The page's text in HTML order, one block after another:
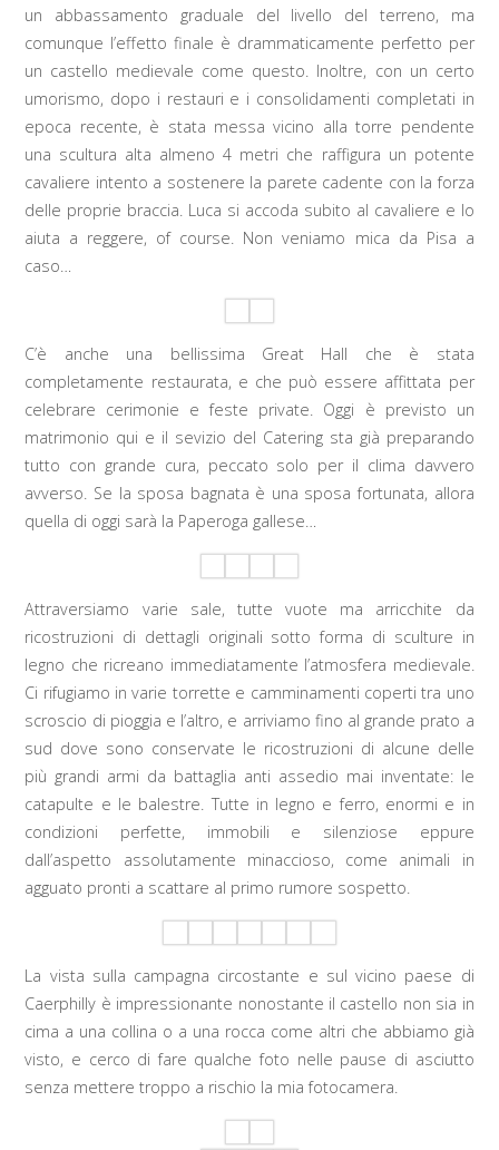
un abbassamento graduale del livello del terreno, ma
comunque l’effetto finale è drammaticamente perfetto per
un castello medievale come questo. Inoltre, con un certo
umorismo, dopo i restauri e i consolidamenti completati in
epoca recente, è stata messa vicino alla torre pendente
una scultura alta almeno 4 metri che raffigura un potente
cavaliere intento a sostenere la parete cadente con la forza
delle proprie braccia. Luca si accoda subito al cavaliere e lo
aiuta a reggere, of course. Non veniamo mica da Pisa a
caso…
C’è anche una bellissima Great Hall che è stata
completamente restaurata, e che può essere affittata per
celebrare cerimonie e feste private. Oggi è previsto un
matrimonio qui e il sevizio del Catering sta già preparando
tutto con grande cura, peccato solo per il clima davvero
avverso. Se la sposa bagnata è una sposa fortunata, allora
quella di oggi sarà la Paperoga gallese…
Attraversiamo varie sale, tutte vuote ma arricchite da
ricostruzioni di dettagli originali sotto forma di sculture in
legno che ricreano immediatamente l’atmosfera medievale.
Ci rifugiamo in varie torrette e camminamenti coperti tra uno
scroscio di pioggia e l’altro, e arriviamo fino al grande prato a
sud dove sono conservate le ricostruzioni di alcune delle
più grandi armi da battaglia anti assedio mai inventate: le
catapulte e le balestre. Tutte in legno e ferro, enormi e in
condizioni perfette, immobili e silenziose eppure
dall’aspetto assolutamente minaccioso, come animali in
agguato pronti a scattare al primo rumore sospetto.
La vista sulla campagna circostante e sul vicino paese di
Caerphilly è impressionante nonostante il castello non sia in
cima a una collina o a una rocca come altri che abbiamo già
visto, e cerco di fare qualche foto nelle pause di asciutto
senza mettere troppo a rischio la mia fotocamera.